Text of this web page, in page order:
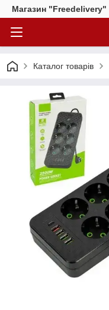
Магазин "Freedelivery"
Каталог товарів